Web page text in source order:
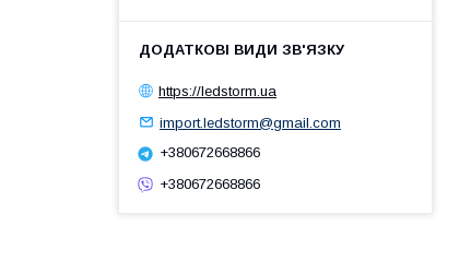
https://ledstorm.ua
import.ledstorm@gmail.com
+380672668866
+380672668866